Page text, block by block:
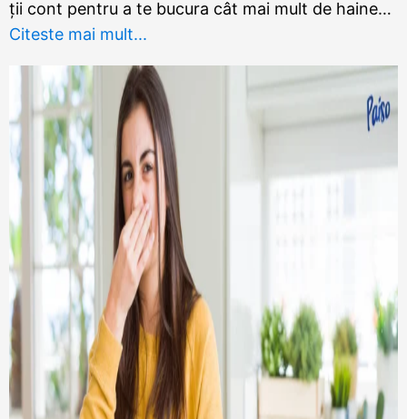
ții cont pentru a te bucura cât mai mult de haine…
Citeste mai mult...